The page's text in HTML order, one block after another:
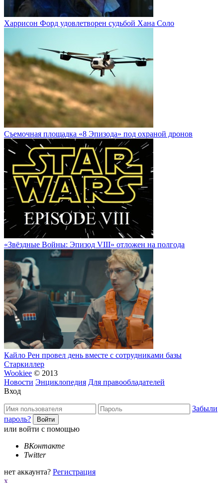
Харрисон Форд удовлетворен судьбой Хана Соло
Cъемочная площадка «8 Эпизода» под охраной дронов
«Звёздные Войны: Эпизод VIII» отложен на полгода
Кайло Рен провел день вместе с сотрудниками базы
Старкиллер
Wookiee © 2013
Новости Энциклопедия Для правообладателей
Вход
Забыли
пароль?
или войти с помощью
ВКонтакте
Twitter
нет аккаунта? Регистрация
x